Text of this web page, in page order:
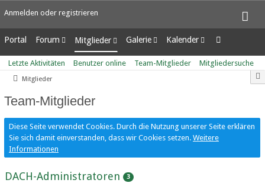
Anmelden oder registrieren
Portal Forum
Unerledigte Themen
Mitglieder
Letzte Aktivitäten
Benutzer online
Mitgliedersuche
Galerie
Alben
Bilder
Kalender
Wochenansicht
Tagesansicht
Letzte Aktivitäten Benutzer online Team-Mitglieder Mitgliedersuche
Mitglieder
Team-Mitglieder
Diese Seite verwendet Cookies. Durch die Nutzung unserer Seite erklären
Sie sich damit einverstanden, dass wir Cookies setzen. Weitere
Informationen
DACH-Administratoren 3